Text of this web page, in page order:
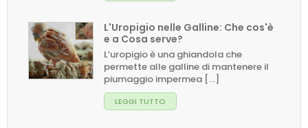
L'Uropigio nelle Galline: Che cos'è
e a Cosa serve?
L’uropigio è una ghiandola che
permette alle galline di mantenere il
piumaggio impermea [...]
LEGGI TUTTO